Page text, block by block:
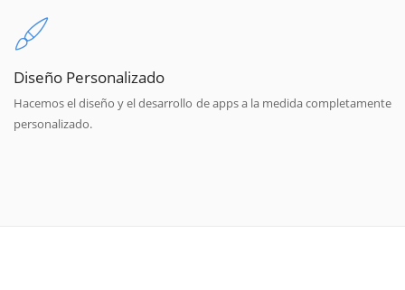
Diseño Personalizado
Hacemos el diseño y el desarrollo de apps a la medida completamente
personalizado.